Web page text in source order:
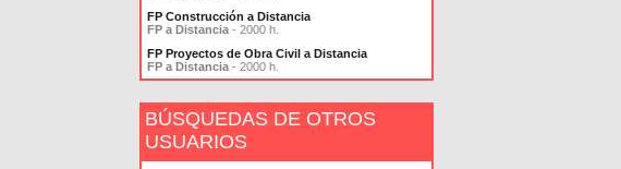
FP Construcción a Distancia
FP a Distancia - 2000 h.
FP Proyectos de Obra Civil a Distancia
FP a Distancia - 2000 h.
BÚSQUEDAS DE OTROS
USUARIOS